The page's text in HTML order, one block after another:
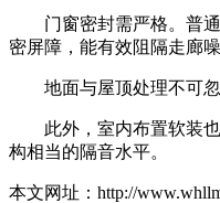
门窗密封需严格。普通
密屏障，能有效阻隔走廊
地面与屋顶处理不可忽
此外，室内布置软装也
构相当的隔音水平。
本文网址：http://